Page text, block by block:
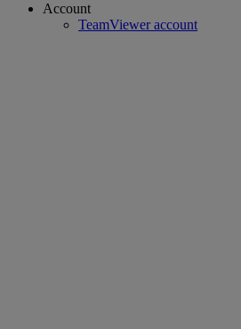
Account
TeamViewer account